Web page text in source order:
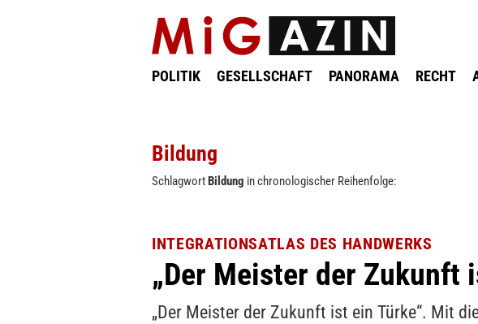
POLITIK GESELLSCHAFT PANORAMA RECHT
Bildung
SchlagwortBildung in chronologischer Reihenfolge:
INTEGRATIONSATLAS DES HANDWERKS
„Der Meister der Zukunft
„Der Meister der Zukunft ist ein Türke“. Mit